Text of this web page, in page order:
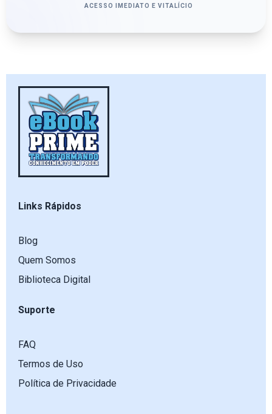
ACESSO IMEDIATO E VITALÍCIO
Links Rápidos
Blog
Quem Somos
Biblioteca Digital
Suporte
FAQ
Termos de Uso
Política de Privacidade